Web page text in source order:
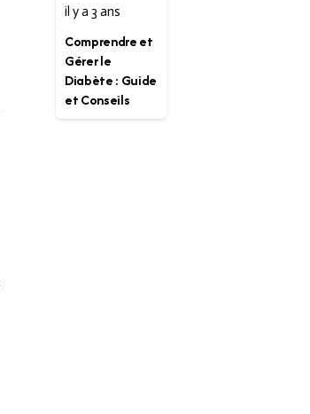
il y a 3 ans
Comprendre et
Gérer le
Diabète : Guide
et Conseils